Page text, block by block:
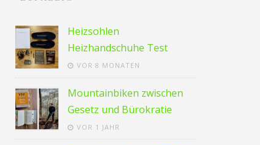
Heizsohlen
Heizhandschuhe Test
VOR 8 MONATEN
Mountainbiken zwischen
Gesetz und Bürokratie
VOR 1 JAHR